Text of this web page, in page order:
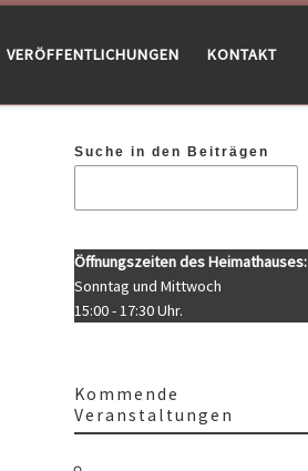
VERÖFFENTLICHUNGEN KONTAKT
Suche in den Beiträgen
Öffnungszeiten des Heimathauses:
Sonntag und Mittwoch
15:00 - 17:30 Uhr.
Kommende
Veranstaltungen